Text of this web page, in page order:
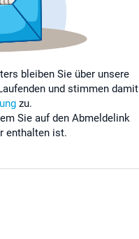
bleiben Sie über unsere
und stimmen damit
zu.
Sie auf den Abmeldelink
enthalten ist.